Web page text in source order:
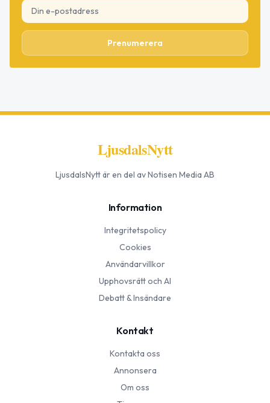
Prenumerera
LjusdalsNytt
LjusdalsNyttär en del av Notisen Media AB
Information
Integritetspolicy
Cookies
Användarvillkor
Upphovsrätt och AI
Debatt & Insändare
Kontakt
Kontakta oss
Annonsera
Om oss